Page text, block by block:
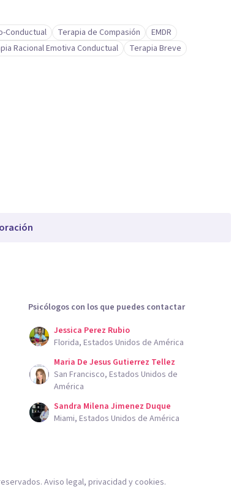
Conductual Terapia de Compasión
EMDR
Racional Emotiva Conductual Terapia Breve
Psicólogos con los que puedes contactar
Jessica Perez Rubio
Florida, Estados Unidos de América
Maria De Jesus Gutierrez Tellez
San Francisco, Estados Unidos de
América
Sandra Milena Jimenez Duque
Miami, Estados Unidos de América
Aviso legal, privacidad y cookies.